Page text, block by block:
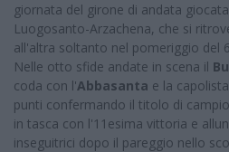
giornata del girone di andata
Luogosanto-Arzachena, che si
all'altra soltanto nel pomeriggio del
Nelle otto sfide andate in scena il
coda con l'Abbasanta e la
punti confermando il titolo di
in tasca con l'11esima vittoria e
inseguitrici dopo il pareggio nello